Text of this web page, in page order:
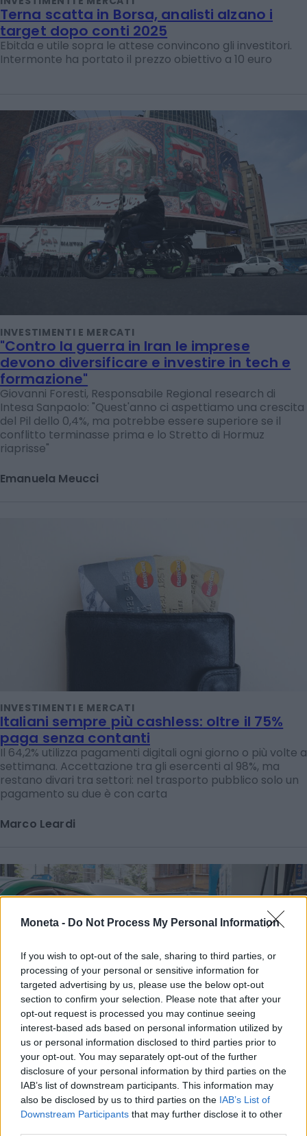
Moneta - Do Not Process My Personal Information
If you wish to opt-out of the sale, sharing to third parties, or
processing of your personal or sensitive information for
targeted advertising by us, please use the below opt-out
section to confirm your selection. Please note that after your
opt-out request is processed you may continue seeing
interest-based ads based on personal information utilized by
us or personal information disclosed to third parties prior to
your opt-out. You may separately opt-out of the further
disclosure of your personal information by third parties on the
IAB’s list of downstream participants. This information may
also be disclosed by us to third parties on the IAB’s List of
Downstream Participants that may further disclose it to other
Terna scatta in Borsa, analisti alzano i
target dopo conti 2025
Ebitda e utile sopra le attese convincono gli investitori.
Intermonte ha portato il prezzo obiettivo a 10 euro
INVESTIMENTI E MERCATI
"Contro la guerra in Iran le imprese
devono diversificare e investire in tech e
formazione"
Giovanni Foresti, Responsabile Regional research di
Intesa Sanpaolo: "Quest'anno ci aspettiamo una crescita
del Pil dello 0,4%, ma potrebbe essere superiore se il
conflitto terminasse prima e lo Stretto di Hormuz
riaprisse"
Emanuela Meucci
INVESTIMENTI E MERCATI
Italiani sempre più cashless: oltre il 75%
paga senza contanti
Il 64,2% utilizza pagamenti digitali ogni giorno o più volte a
settimana. Accettazione tra gli esercenti al 98%, ma
restano divari tra settori: nel trasporto pubblico solo un
pagamento su due è con carta
Marco Leardi
INVESTIMENTI E MERCATI
Petrolio, l'Ocse abbassa le previsioni di
crescita dell'Italia